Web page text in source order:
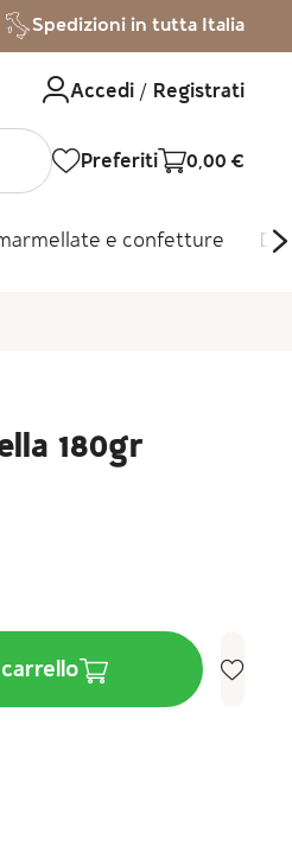
Spedizioni in tutta Italia
Preferiti 0,00 €
Accedi / Registrati
e confetture
180gr